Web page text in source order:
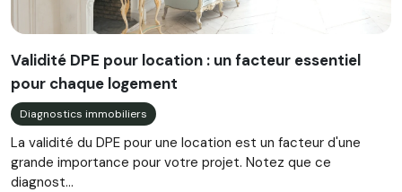
Validité DPE pour location : un facteur essentiel
pour chaque logement
Diagnostics immobiliers
La validité du DPE pour une location est un facteur d'une
grande importance pour votre projet. Notez que ce
diagnost...